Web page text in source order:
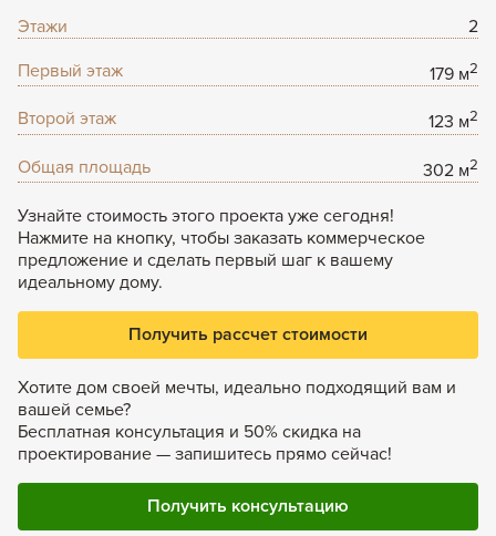
Этажи 2
Первый этаж 179 м2
Второй этаж 123 м2
Общая площадь 302 м2
Узнайте стоимость этого проекта уже сегодня!
Нажмите на кнопку, чтобы заказать коммерческое
предложение и сделать первый шаг к вашему
идеальному дому.
Получить рассчет стоимости
Хотите дом своей мечты, идеально подходящий вам и
вашей семье?
Бесплатная консультация и 50% скидка на
проектирование — запишитесь прямо сейчас!
Получить консультацию